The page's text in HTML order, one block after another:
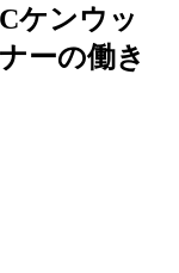
ケンウッ
ーの働き